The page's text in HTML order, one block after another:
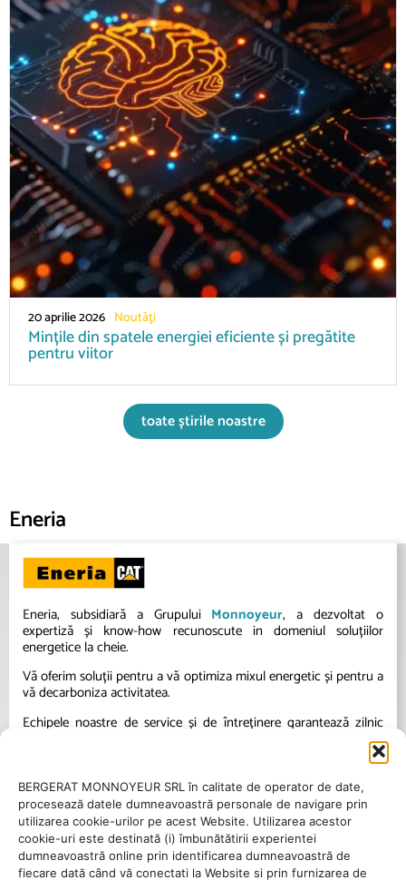
BERGERAT MONNOYEUR SRL în calitate de operator de date,
procesează datele dumneavoastră personale de navigare prin
utilizarea cookie-urilor pe acest Website. Utilizarea acestor
cookie-uri este destinată (i) îmbunătătirii experientei
dumneavoastră online prin identificarea dumneavoastră de
fiecare dată când vă conectati la Website si prin furnizarea de
20 aprilie 2026 Noutăţi
Mințile din spatele energiei eficiente și pregătite
pentru viitor
toate știrile noastre
Eneria
Eneria, subsidiară a Grupului Monnoyeur, a dezvoltat o
expertiză și know-how recunoscute in domeniul soluțiilor
energetice la cheie.
Vă oferim soluții pentru a vă optimiza mixul energetic și pentru a
vă decarboniza activitatea.
Echipele noastre de service și de întreținere garantează zilnic